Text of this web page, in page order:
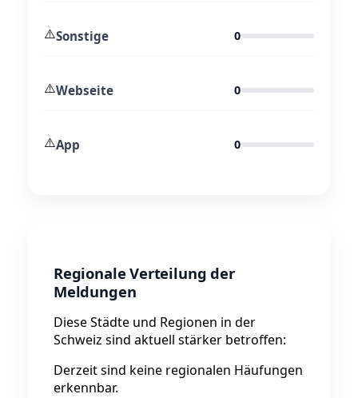
⚠️Sonstige 0
⚠️Webseite 0
⚠️App 0
Regionale Verteilung der
Meldungen
Diese Städte und Regionen in der
Schweiz sind aktuell stärker betroffen:
Derzeit sind keine regionalen Häufungen
erkennbar.